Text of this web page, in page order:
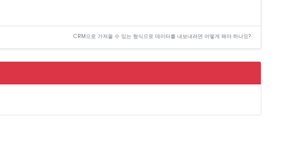
CRM으로 가져올 수 있는 형식으로 데이터를 내보내려면 어떻게 해야 하나요?